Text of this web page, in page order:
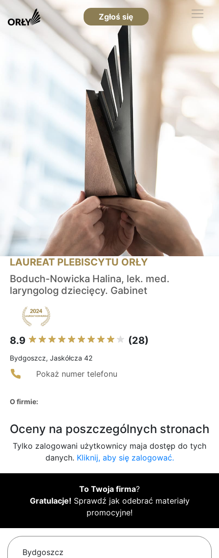
Zgłoś się
LAUREAT PLEBISCYTU ORŁY
Boduch-Nowicka Halina, lek. med.
laryngolog dziecięcy. Gabinet
8.9 (28)
Bydgoszcz, Jaskółcza 42
Pokaż numer telefonu
O firmie:
Oceny na poszczególnych stronach
Tylko zalogowani użytkownicy maja dostęp do tych
danych. Kliknij, aby się zalogować.
To Twoja firma?
Gratulacje! Sprawdź jak odebrać materiały
promocyjne!
Bydgoszcz